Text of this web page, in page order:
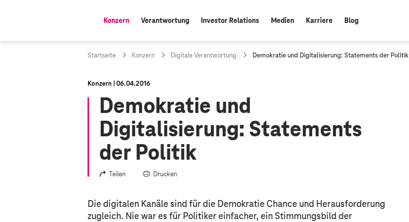
aktiv:
Konzern Verantwortung Investor Relations Medien Karriere Blog
Startseite Konzern Digitale Verantwortung
a
S
e
Demokratie und Digitalisierung: Statements der Politik
Konzern 06.04.2016
Demokratie und
Digitalisierung: Statements
der Politik
Teilen Drucken
Die digitalen Kanäle sind für die Demokratie Chance und Herausforderung
zugleich. Nie war es für Politiker einfacher, ein Stimmungsbild der